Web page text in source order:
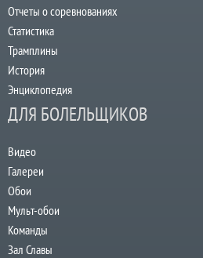
Отчеты о соревнованиях
Статистика
Трамплины
История
Энциклопедия
ДЛЯ БОЛЕЛЬЩИКОВ
Видео
Галереи
Обои
Мульт-обои
Команды
Зал Славы